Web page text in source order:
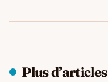
Plus d’articles